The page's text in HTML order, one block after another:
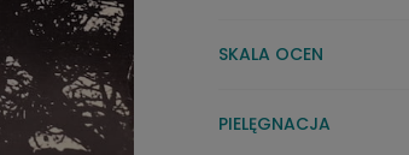
SKALA OCEN
PIELĘGNACJA